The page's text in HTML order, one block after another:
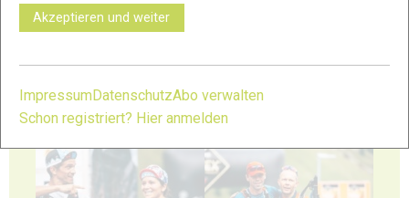
Akzeptieren und weiter
ImpressumDatenschutzAbo verwalten
Schon registriert? Hier anmelden